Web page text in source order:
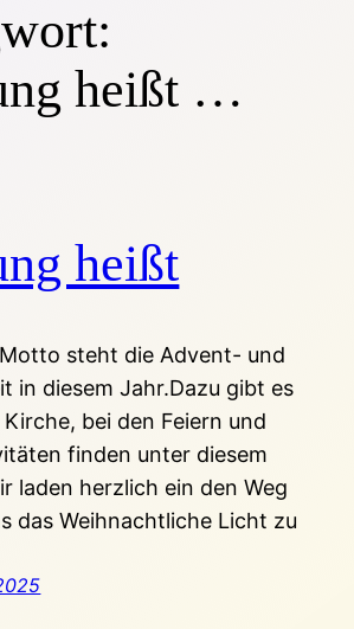
heißt …
heißt
steht die Advent- und
in diesem Jahr.Dazu gibt es
bei den Feiern und
finden unter diesem
laden herzlich ein den Weg
das Weihnachtliche Licht zu